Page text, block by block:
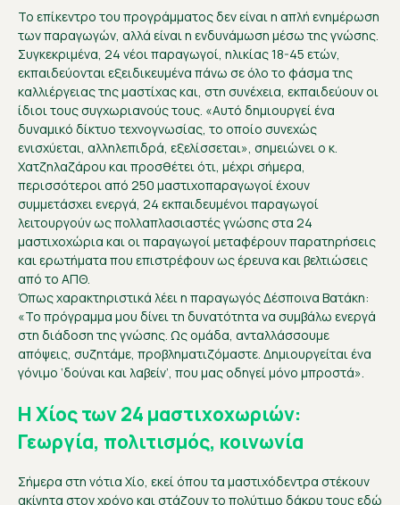
Το επίκεντρο του προγράμματος δεν είναι η απλή ενημέρωση
των παραγωγών, αλλά είναι η ενδυνάμωση μέσω της γνώσης.
Συγκεκριμένα, 24 νέοι παραγωγοί, ηλικίας 18-45 ετών,
εκπαιδεύονται εξειδικευμένα πάνω σε όλο το φάσμα της
καλλιέργειας της μαστίχας και, στη συνέχεια, εκπαιδεύουν οι
ίδιοι τους συγχωριανούς τους. «Αυτό δημιουργεί ένα
δυναμικό δίκτυο τεχνογνωσίας, το οποίο συνεχώς
ενισχύεται, αλληλεπιδρά, εξελίσσεται», σημειώνει ο κ.
Χατζηλαζάρου και προσθέτει ότι, μέχρι σήμερα,
περισσότεροι από 250 μαστιχοπαραγωγοί έχουν
συμμετάσχει ενεργά, 24 εκπαιδευμένοι παραγωγοί
λειτουργούν ως πολλαπλασιαστές γνώσης στα 24
μαστιχοχώρια και οι παραγωγοί μεταφέρουν παρατηρήσεις
και ερωτήματα που επιστρέφουν ως έρευνα και βελτιώσεις
από το ΑΠΘ.
Όπως χαρακτηριστικά λέει η παραγωγός Δέσποινα Βατάκη:
«Το πρόγραμμα μου δίνει τη δυνατότητα να συμβάλω ενεργά
στη διάδοση της γνώσης. Ως ομάδα, ανταλλάσσουμε
απόψεις, συζητάμε, προβληματιζόμαστε. Δημιουργείται ένα
γόνιμο ‘δούναι και λαβείν’, που μας οδηγεί μόνο μπροστά».
Η Χίος των 24 μαστιχοχωριών:
Γεωργία, πολιτισμός, κοινωνία
Σήμερα στη νότια Χίο, εκεί όπου τα μαστιχόδεντρα στέκουν
ακίνητα στον χρόνο και στάζουν το πολύτιμο δάκρυ τους εδώ